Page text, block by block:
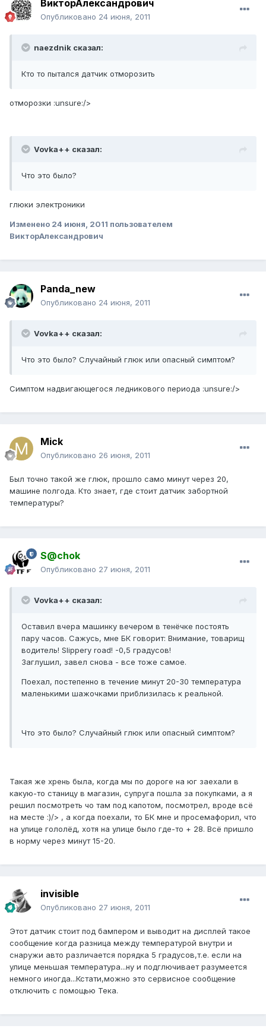
ВикторАлександрович
Опубликовано 24 июня, 2011
naezdnik сказал:
Кто то пытался датчик отморозить
отморозки :unsure:/>
Vovka++ сказал:
Что это было?
глюки электроники
Изменено 24 июня, 2011 пользователем
ВикторАлександрович
Panda_new
Опубликовано 24 июня, 2011
Vovka++ сказал:
Что это было? Случайный глюк или опасный симптом?
Симптом надвигающегося ледникового периода :unsure:/>
Mick
Опубликовано 26 июня, 2011
Был точно такой же глюк, прошло само минут через 20,
машине полгода. Кто знает, где стоит датчик забортной
температуры?
S@chok
Опубликовано 27 июня, 2011
Vovka++ сказал:
Оставил вчера машинку вечером в тенёчке постоять
пару часов. Сажусь, мне БК говорит: Внимание, товарищ
водитель! Slippery road! -0,5 градусов!
Заглушил, завел снова - все тоже самое.
Поехал, постепенно в течение минут 20-30 температура
маленькими шажочками приблизилась к реальной.
Что это было? Случайный глюк или опасный симптом?
Такая же хрень была, когда мы по дороге на юг заехали в
какую-то станицу в магазин, супруга пошла за покупками, а я
решил посмотреть чо там под капотом, посмотрел, вроде всё
на месте :)/> , а когда поехали, то БК мне и просемафорил, что
на улице гололёд, хотя на улице было где-то + 28. Всё пришло
в норму через минут 15-20.
invisible
Опубликовано 27 июня, 2011
Этот датчик стоит под бампером и выводит на дисплей такое
сообщение когда разница между температурой внутри и
снаружи авто различается порядка 5 градусов,т.е. если на
улице меньшая температура...ну и подглючивает разумеется
немного иногда...Кстати,можно это сервисное сообщение
отключить с помощью Тека.